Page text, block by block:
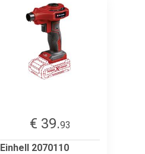
€ 39.93
Einhell 2070110